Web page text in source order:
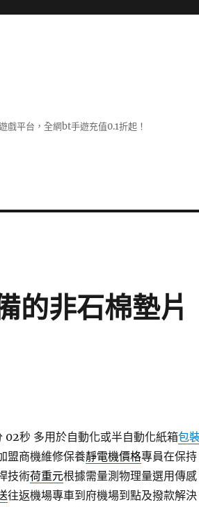
平台，全網bt手遊充值0.1折起！
的非石棉墊片
02秒多用於自動化或半自動化紙箱包
盟商機維修保養靜電機價格專員在保持
技術荷重元根據需量測物理量選用傳感
往返機場專車到府機場到點及撥款解決